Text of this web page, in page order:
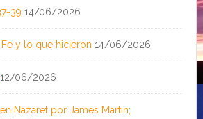
39 14/06/2026
Fe y lo que hicieron 14/06/2026
12/06/2026
Nazaret por James Martin;